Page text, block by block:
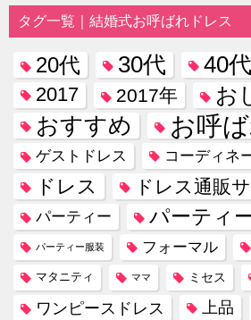
タグ一覧｜結婚式お呼ばれドレス
20代 30代 40代
2017 2017年 お
おすすめ お呼
ゲストドレス コーディネ
ドレス ドレス通販
パーティー パーティ
パーティー服装 フォーマル
マタニティ ママ ミセス
ワンピースドレス 上品